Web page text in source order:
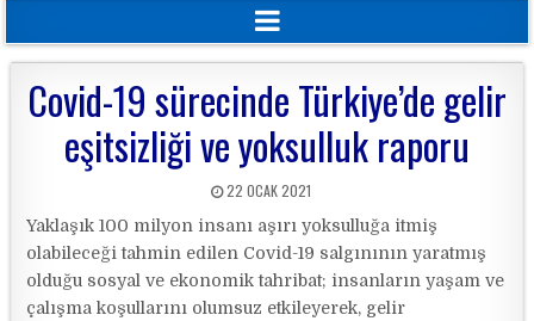
Covid-19 sürecinde Türkiye’de gelir
eşitsizliği ve yoksulluk raporu
22 OCAK 2021
Yaklaşık 100 milyon insanı aşırı yoksulluğa itmiş
olabileceği tahmin edilen Covid-19 salgınının yaratmış
olduğu sosyal ve ekonomik tahribat; insanların yaşam ve
çalışma koşullarını olumsuz etkileyerek, gelir